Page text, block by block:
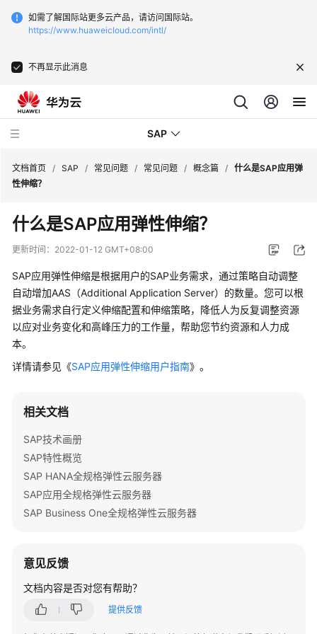
如需了解国际站更多云产品，请访问国际站。
https://www.huaweicloud.com/intl/
不再显示此消息
SAP
SAP
技
术
册
SAP
特
署
指
SAP
部
署
（专
云）
文档首页 / SAP / 常见问题 / 常见问题 / 概念篇 / 什么是SAP应用弹
性伸缩？
什么是SAP应用弹性伸缩？
更新时间： 2022-01-12 GMT+08:00
SAP应用弹性伸缩是根据用户的SAP业务需求，通过策略自动调整
自动增加AAS（Additional Application Server）的数量。您可以根
据业务需求自行定义伸缩配置和伸缩策略，降低人为反复调整资源
以应对业务变化和高峰压力的工作量，帮助您节约资源和人力成
本。
详情请参见《SAP应用弹性伸缩用户指南》。
相关文档
SAP技术画册
SAP特性概览
SAP HANA全规格弹性云服务器
SAP应用全规格弹性云服务器
SAP Business One全规格弹性云服务器
意见反馈
文档内容是否对您有帮助？
提供反馈